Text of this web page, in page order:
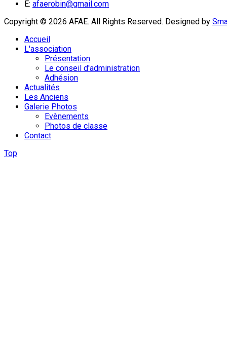
E: afaerobin@gmail.com
Copyright © 2026 AFAE. All Rights Reserved. Designed by
Accueil
L'association
Présentation
Le conseil d'administration
Adhésion
Actualités
Les Anciens
Galerie Photos
Evènements
Photos de classe
Contact
Top